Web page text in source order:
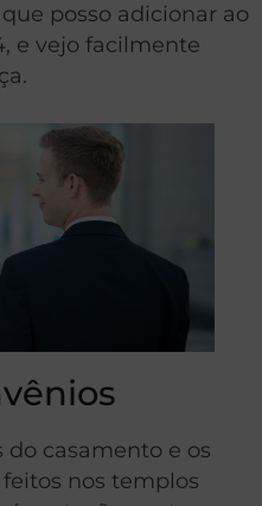
posso adicionar ao
e vejo facilmente
do casamento e os
nos templos